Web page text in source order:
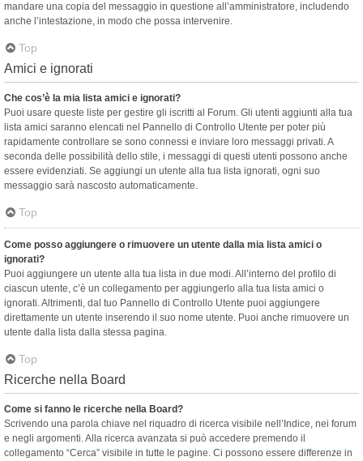
mandare una copia del messaggio in questione all’amministratore, includendo
anche l’intestazione, in modo che possa intervenire.
Top
Amici e ignorati
Che cos’è la mia lista amici e ignorati?
Puoi usare queste liste per gestire gli iscritti al Forum. Gli utenti aggiunti alla tua
lista amici saranno elencati nel Pannello di Controllo Utente per poter più
rapidamente controllare se sono connessi e inviare loro messaggi privati. A
seconda delle possibilità dello stile, i messaggi di questi utenti possono anche
essere evidenziati. Se aggiungi un utente alla tua lista ignorati, ogni suo
messaggio sarà nascosto automaticamente.
Top
Come posso aggiungere o rimuovere un utente dalla mia lista amici o
ignorati?
Puoi aggiungere un utente alla tua lista in due modi. All’interno del profilo di
ciascun utente, c’è un collegamento per aggiungerlo alla tua lista amici o
ignorati. Altrimenti, dal tuo Pannello di Controllo Utente puoi aggiungere
direttamente un utente inserendo il suo nome utente. Puoi anche rimuovere un
utente dalla lista dalla stessa pagina.
Top
Ricerche nella Board
Come si fanno le ricerche nella Board?
Scrivendo una parola chiave nel riquadro di ricerca visibile nell’Indice, nei forum
e negli argomenti. Alla ricerca avanzata si può accedere premendo il
collegamento “Cerca” visibile in tutte le pagine. Ci possono essere differenze in